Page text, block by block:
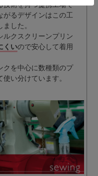
技術を持つ提携工場で
がるデザインはこの工
した。
ルクスクリーンプリン
くいので安心して着用
クを中心に数種類のプ
い分けています。